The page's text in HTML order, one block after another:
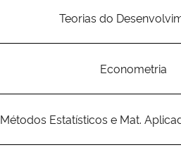
Teorias do
Econometria
Métodos Estatísticos e Mat.